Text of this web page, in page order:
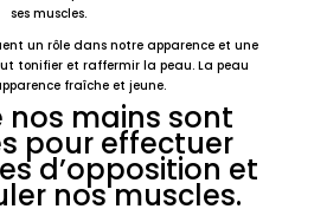
ses muscles.
un rôle dans notre apparence et une
tonifier et raffermir la peau. La peau
fraîche et jeune.
nos mains sont
pour effectuer
d’opposition et
nos muscles.